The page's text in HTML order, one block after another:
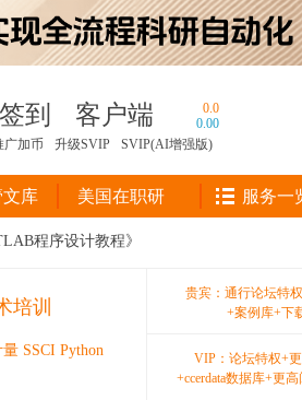
签到 客户端
0.0
0.00
广加币
升级SVIP SVIP(AI增强版)
库 美国在职研 服务一
程序设计教程》
培训
SSCI Python
贵宾：通行论坛特
+案例库+下
VIP：论坛特权+
+ccerdata数据库+更